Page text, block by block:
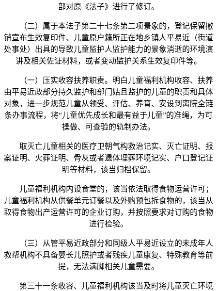
部对原《法子》进行了修订。
（二）属于本法子第二十七条第二项景象的，登记保留撤
销宣布生效复印件、儿童原户籍所正在地乡镇人平易近（街道
处事处）出具的导致儿童监护人监护能力的景象消逝的环境演
讲及相关佐证材料，或者变动监护关系生效复印件等。
（一）压实收容扶养职责。明白儿童福利机构收容、扶养
由平易近政部分持久监护和部门姑且监护的儿童的职责和具体
对象，进一步规范儿童从领受、评估、养育、安设到离院全链
条办事流程，将“儿童优先成长和最有益于儿童”的准绳，为可
操做、可查验的轨制办法。
取灭亡儿童相关的医疗卫朝气构救治记实、灭亡证明、报
案证明、火葬证明、骨灰或者遗体埋葬环境记实、户口登记证
明等材料，该当归档保留。
儿童福利机构内设食堂的，该当依法取得食物运营许可；
儿童福利机构从供餐单元订餐以及外购预包拆食物的，该当从
取得食物出产运营许可的企业订购，并按照要求对订购的食物
进行检验。
（三）从管平易近政部分和同级人平易近设立的未成年人
救帮机构不具备婴长儿照护或者残疾儿童康复、特殊教育等前
提，无法满脚相关儿童需要。
第三十一条收容、儿童福利机构该当及时将儿童灭亡环境